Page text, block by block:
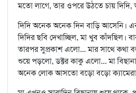
মতো লাগে, তার ওপরে উঠতে চায়
দিদি অনেক অনেক দিন বাড়ি আসেনি।
দিদির ছবি দেখাচ্ছিল, মা খুব কাঁদছিল।
তারপর সুপ্রকাশ এলো... মার সাথে কথা
শুয়ে পড়লো, ডক্টর কাকু এলো... মা
অনেক লোক আসতো বড়ো বড়ো ক্যামেরা